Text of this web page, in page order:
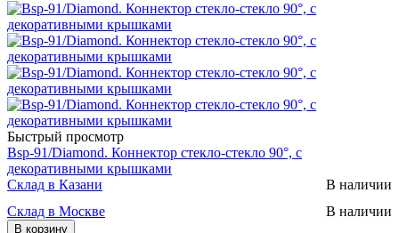
Быстрый просмотр
Bsp-91/Diamond. Коннектор стекло-стекло 90°, с
декоративными крышками
Склад в Казани
В наличии
Склад в Москве
В наличии
В корзину